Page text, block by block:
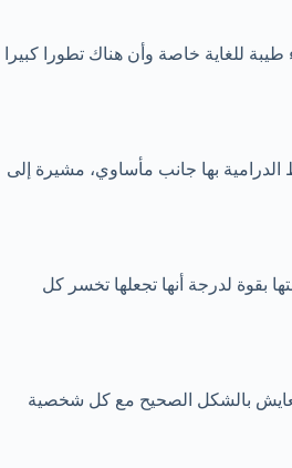
للغاية خاصة وأن هناك تطورا كبيرا
بها جانب مأساوي، مشيرة إلى
بقوة لدرجة أنها تجعلها تخسر كل
بالشكل الصحيح مع كل شخصية